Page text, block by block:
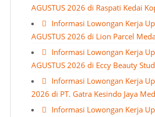
AGUSTUS 2026 di Raspati Kedai
Informasi Lowongan Kerja
AGUSTUS 2026 di Lion Parcel
Informasi Lowongan Kerja
AGUSTUS 2026 di Eccy Beauty
Informasi Lowongan Kerja
2026 di PT. Gatra Kesindo Jaya
Informasi Lowongan Kerja